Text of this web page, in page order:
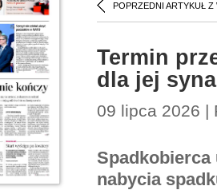
POPRZEDNI ARTYKUŁ Z
Termin
dla jej syna
09 lipca 2026 |
nabycia